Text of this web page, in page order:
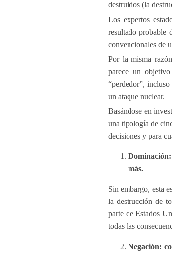
destruidos (la
Los expertos
resultado probable
convencionales de
Por la misma
parece un
“perdedor”,
un ataque nuclear.
Basándose en
una tipología de
decisiones y para
más.
Sin embargo, esta
la destrucción de
parte de Estados
todas las
Negación: